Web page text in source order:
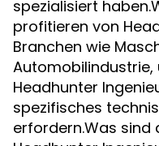
spezialisiert
profitieren von
Branchen wie
Automobilindustrie,
Headhunter
spezifisches
erfordern.Was sind